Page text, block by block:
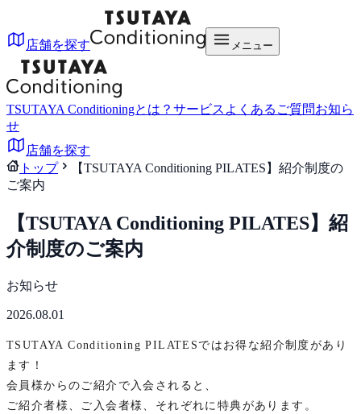
店舗を探す メニュー
TSUTAYA Conditioningとは？ サービス よくあるご質問お知ら
せ
店舗を探す
トップ
【TSUTAYA Conditioning PILATES】紹介制度の
ご案内
【TSUTAYA Conditioning PILATES】紹
介制度のご案内
お知らせ
2026.08.01
TSUTAYA Conditioning PILATESではお得な紹介制度があり
ます！
会員様からのご紹介で入会されると、
ご紹介者様、ご入会者様、それぞれに特典があります。